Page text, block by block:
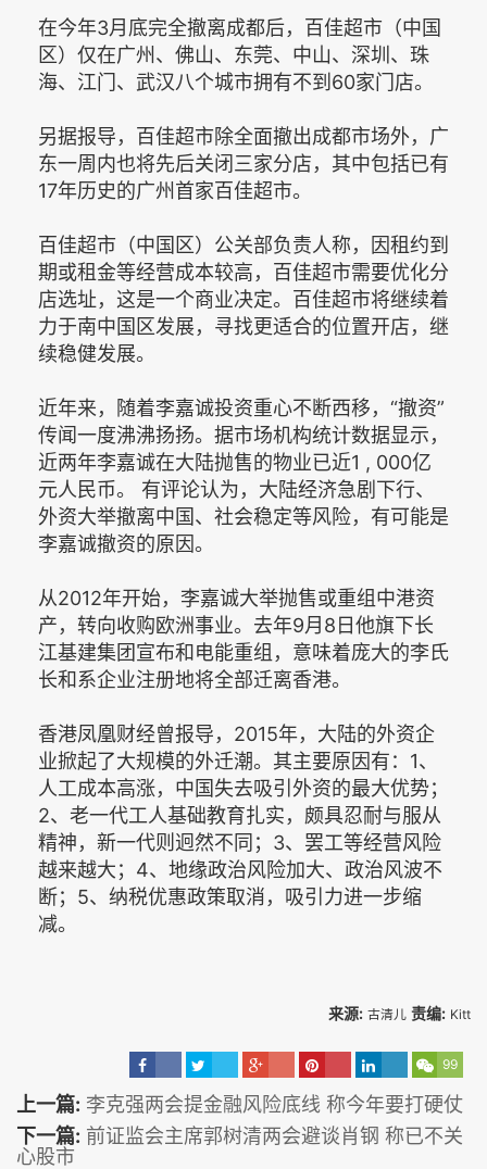
在今年3月底完全撤离成都后，百佳超市（中国
区）仅在广州、佛山、东莞、中山、深圳、珠
海、江门、武汉八个城市拥有不到60家门店。
另据报导，百佳超市除全面撤出成都市场外，广
东一周内也将先后关闭三家分店，其中包括已有
17年历史的广州首家百佳超市。
百佳超市（中国区）公关部负责人称，因租约到
期或租金等经营成本较高，百佳超市需要优化分
店选址，这是一个商业决定。百佳超市将继续着
力于南中国区发展，寻找更适合的位置开店，继
续稳健发展。
近年来，随着李嘉诚投资重心不断西移，“撤资”
传闻一度沸沸扬扬。据市场机构统计数据显示，
近两年李嘉诚在大陆抛售的物业已近1 , 000亿
元人民币。 有评论认为，大陆经济急剧下行、
外资大举撤离中国、社会稳定等风险，有可能是
李嘉诚撤资的原因。
从2012年开始，李嘉诚大举抛售或重组中港资
产，转向收购欧洲事业。去年9月8日他旗下长
江基建集团宣布和电能重组，意味着庞大的李氏
长和系企业注册地将全部迁离香港。
香港凤凰财经曾报导，2015年，大陆的外资企
业掀起了大规模的外迁潮。其主要原因有：1、
人工成本高涨，中国失去吸引外资的最大优势；
2、老一代工人基础教育扎实，颇具忍耐与服从
精神，新一代则迥然不同；3、罢工等经营风险
越来越大；4、地缘政治风险加大、政治风波不
断；5、纳税优惠政策取消，吸引力进一步缩
减。
来源: 古清儿 责编: Kitt
99
上一篇: 李克强两会提金融风险底线 称今年要打硬仗
下一篇: 前证监会主席郭树清两会避谈肖钢 称已不关
心股市